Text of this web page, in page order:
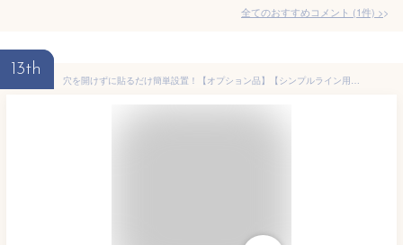
全てのおすすめコメント (1件) >
13th
穴を開けずに貼るだけ簡単設置！【オプション品】【シンプルライン用】ベースプレートのみ(表札本体は別途ご購入下さい)＜プレートサイズ＞横幅240～440mm